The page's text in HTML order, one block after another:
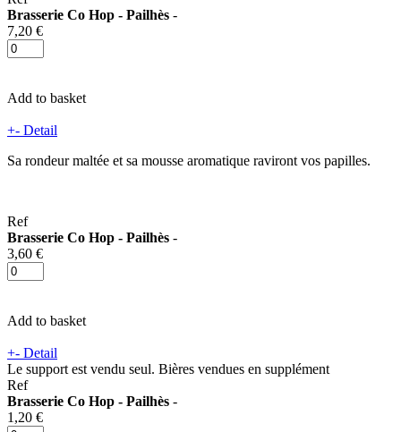
Brasserie Co Hop - Pailhès -
7,20 €
Add to basket
+- Detail
Sa rondeur maltée et sa mousse aromatique raviront vos papilles.
Ref
Brasserie Co Hop - Pailhès -
3,60 €
Add to basket
+- Detail
Le support est vendu seul. Bières vendues en supplément
Ref
Brasserie Co Hop - Pailhès -
1,20 €